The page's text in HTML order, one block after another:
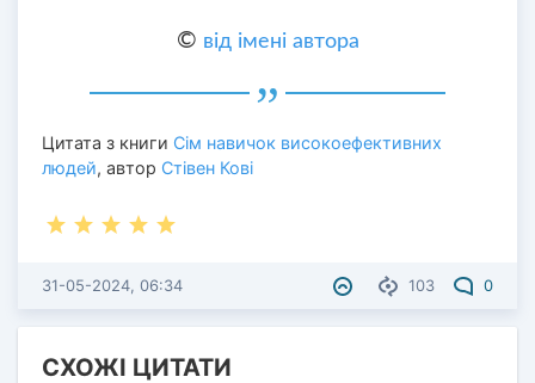
© від імені автора
Цитата з книги Сім навичок високоефективних
людей, автор Стівен Кові
103 0
31-05-2024, 06:34
СХОЖІ ЦИТАТИ